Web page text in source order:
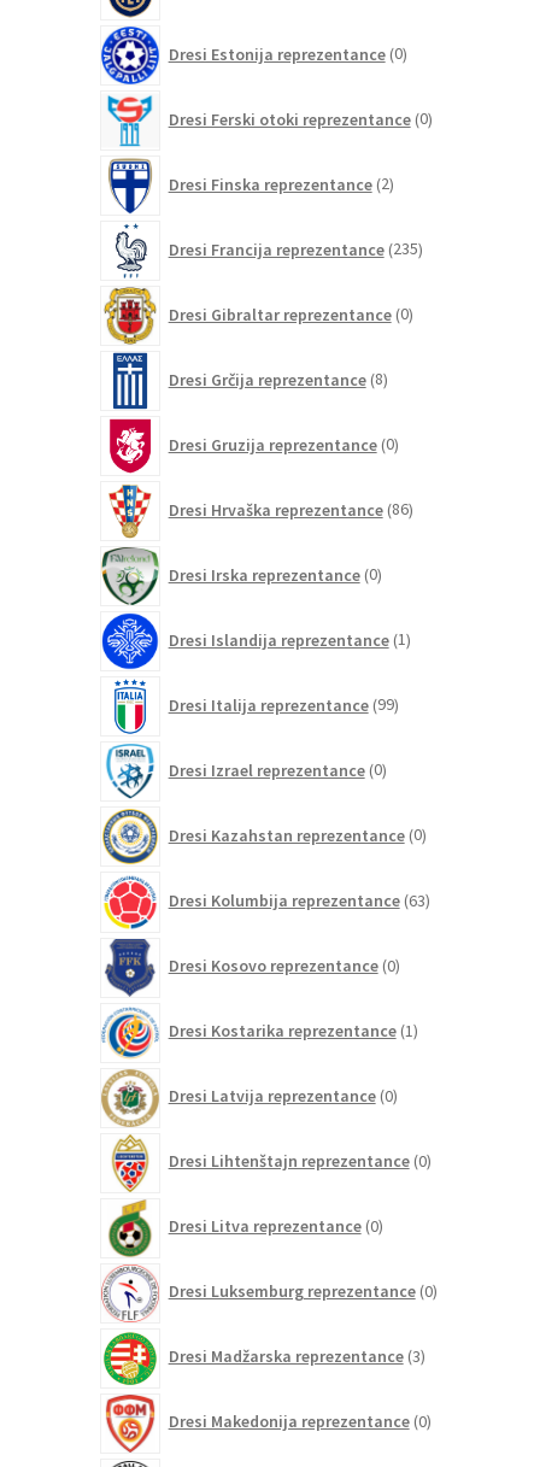
Dresi Estonija reprezentance 0izdelkov
Dresi Ferski otoki reprezentance 0izdelkov
Dresi Finska reprezentance 2izdelka
Dresi Francija reprezentance 235izdelkov
Dresi Gibraltar reprezentance 0izdelkov
Dresi Grčija reprezentance 8izdelkov
Dresi Gruzija reprezentance 0izdelkov
Dresi Hrvaška reprezentance 86izdelkov
Dresi Irska reprezentance 0izdelkov
Dresi Islandija reprezentance 1izdelek
Dresi Italija reprezentance 99izdelkov
Dresi Izrael reprezentance 0izdelkov
Dresi Kazahstan reprezentance 0izdelkov
Dresi Kolumbija reprezentance 63izdelkov
Dresi Kosovo reprezentance 0izdelkov
Dresi Kostarika reprezentance 1izdelek
Dresi Latvija reprezentance 0izdelkov
Dresi Lihtenštajn reprezentance 0izdelkov
Dresi Litva reprezentance 0izdelkov
Dresi Luksemburg reprezentance 0izdelkov
Dresi Madžarska reprezentance 3izdelki
Dresi Makedonija reprezentance 0izdelkov